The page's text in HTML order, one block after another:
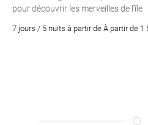
pour découvrir les merveilles de l’île
7 jours / 5 nuits à partir de À partir de 1